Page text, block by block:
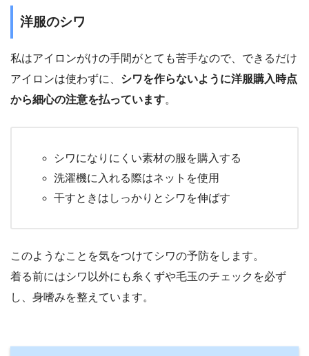
洋服のシワ
私はアイロンがけの手間がとても苦手なので、できるだけ
アイロンは使わずに、 シワを作らないように洋服購入時点
から細心の注意を払っています。
シワになりにくい素材の服を購入する
洗濯機に入れる際はネットを使用
干すときはしっかりとシワを伸ばす
このようなことを気をつけてシワの予防をします。
着る前にはシワ以外にも糸くずや毛玉のチェックを必ず
し、身嗜みを整えています。